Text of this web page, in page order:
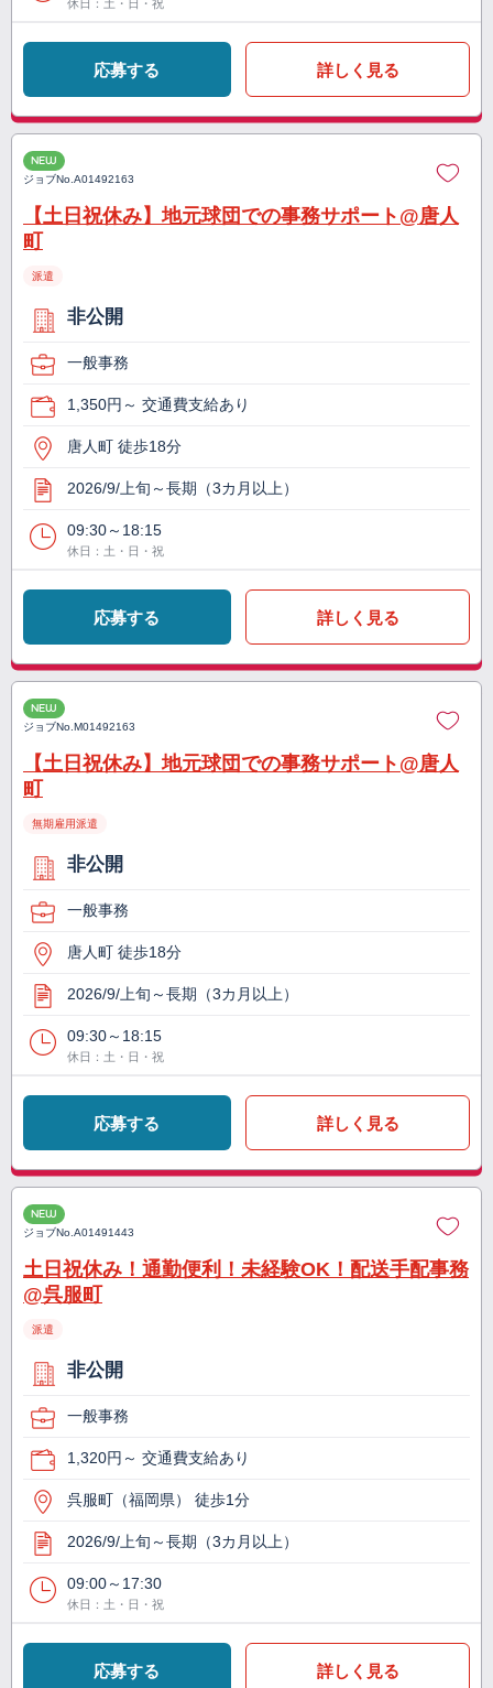
休日：土・日・祝
応募する 詳しく見る
NEW
ジョブNo.A01492163
【土日祝休み】地元球団での事務サポート@唐人
町
派遣
非公開
一般事務
1,350円～ 交通費支給あり
唐人町 徒歩18分
2026/9/上旬～長期（3カ月以上）
09:30～18:15
休日：土・日・祝
応募する 詳しく見る
NEW
ジョブNo.M01492163
【土日祝休み】地元球団での事務サポート@唐人
町
無期雇用派遣
非公開
一般事務
唐人町 徒歩18分
2026/9/上旬～長期（3カ月以上）
09:30～18:15
休日：土・日・祝
応募する 詳しく見る
NEW
ジョブNo.A01491443
土日祝休み！通勤便利！未経験OK！配送手配事務
@呉服町
派遣
非公開
一般事務
1,320円～ 交通費支給あり
呉服町（福岡県） 徒歩1分
2026/9/上旬～長期（3カ月以上）
09:00～17:30
休日：土・日・祝
応募する 詳しく見る